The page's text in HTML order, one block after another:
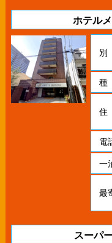
ホテル
電
一
最
スーパ